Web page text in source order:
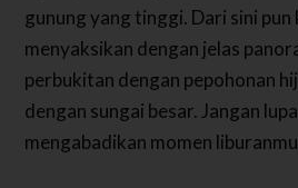
gunung yang tinggi. Dari sini pun
menyaksikan dengan jelas
perbukitan dengan pepohonan
dengan sungai besar. Jangan
mengabadikan momen